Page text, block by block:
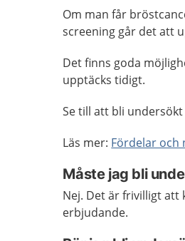
Om man får
screening går det att
Det finns goda
upptäcks tidigt.
Se till att bli
Läs mer: Fördelar och
Måste jag bli
Nej. Det är frivilligt att
erbjudande.